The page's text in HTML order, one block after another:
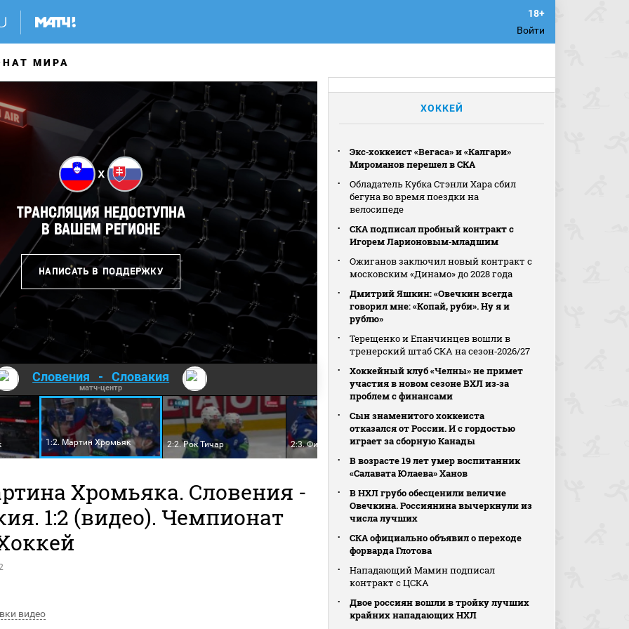
Войти
МИРА
Словения - Словакия
матч-центр
1:2. Мартин Хромьяк 2:2. Рок Тичар 2:3. Филип Мешар 2:4. Мартин Фашко-Рудаш
Хромьяка. Словения -
1:2 (видео). Чемпионат
видео
ХОККЕЙ
Экс‑хоккеист «Вегаса» и «Калгари»
Мироманов перешел в СКА
Обладатель Кубка Стэнли Хара сбил
бегуна во время поездки на
велосипеде
СКА подписал пробный контракт с
Игорем Ларионовым‑младшим
Ожиганов заключил новый контракт с
московским «Динамо» до 2028 года
Дмитрий Яшкин: «Овечкин всегда
говорил мне: «Копай, руби». Ну я и
рублю»
Терещенко и Епанчинцев вошли в
тренерский штаб СКА на сезон‑2026/27
Хоккейный клуб «Челны» не примет
участия в новом сезоне ВХЛ из‑за
проблем с финансами
Сын знаменитого хоккеиста
отказался от России. И с гордостью
играет за сборную Канады
В возрасте 19 лет умер воспитанник
«Салавата Юлаева» Ханов
В НХЛ грубо обесценили величие
Овечкина. Россиянина вычеркнули из
числа лучших
СКА официально объявил о переходе
форварда Глотова
Нападающий Мамин подписал
контракт с ЦСКА
Двое россиян вошли в тройку лучших
крайних нападающих НХЛ